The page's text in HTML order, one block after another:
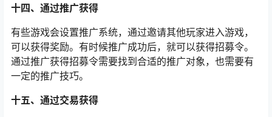
十四、通过推广获得
有些游戏会设置推广系统，通过邀请其他玩家进入游戏，
可以获得奖励。有时候推广成功后，就可以获得招募令。
通过推广获得招募令需要找到合适的推广对象，也需要有
一定的推广技巧。
十五、通过交易获得